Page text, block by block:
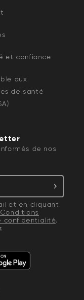
et confiance
aux
de santé
de nos
et en cliquant
Conditions
confidentialité.